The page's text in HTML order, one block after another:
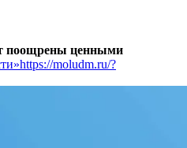
поощрены ценными
https://moludm.ru/?